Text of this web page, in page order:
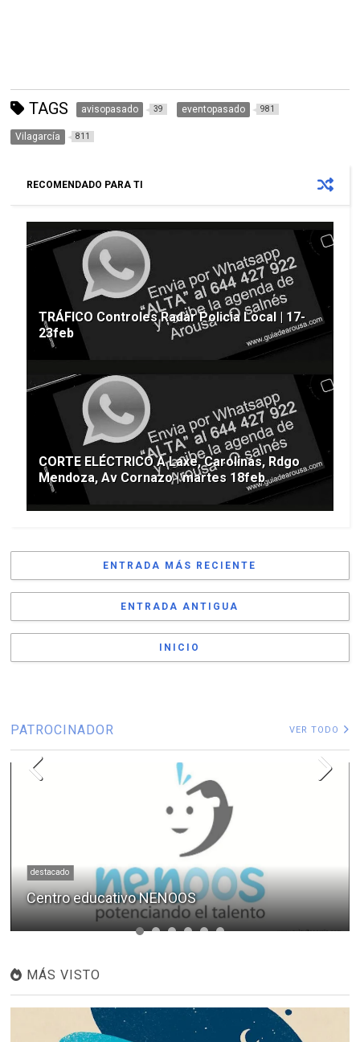
TAGS avisopasado 39 eventopasado 981
Vilagarcía 811
RECOMENDADO PARA TI
TRÁFICO Controles Radar Policia Local | 17-
23feb
CORTE ELÉCTRICO A Laxe, Carolinas, Rdgo
Mendoza, Av Cornazo | martes 18feb
ENTRADA MÁS RECIENTE
ENTRADA ANTIGUA
INICIO
PATROCINADOR VER TODO
destacado
Centro educativo NENOOS
MÁS VISTO